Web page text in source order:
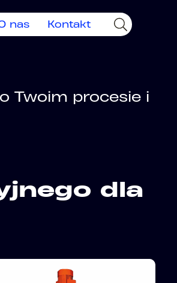
nas Kontakt
Twoim procesie i
dla